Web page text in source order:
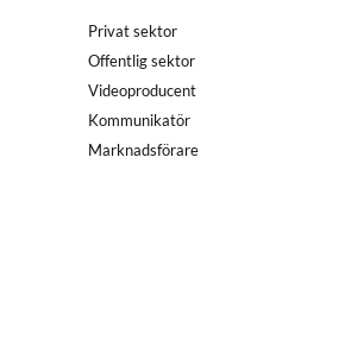
Privat sektor
Offentlig sektor
Videoproducent
Kommunikatör
Marknadsförare